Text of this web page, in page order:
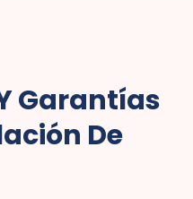
Garantías
De